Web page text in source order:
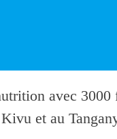
avec 3000
et au